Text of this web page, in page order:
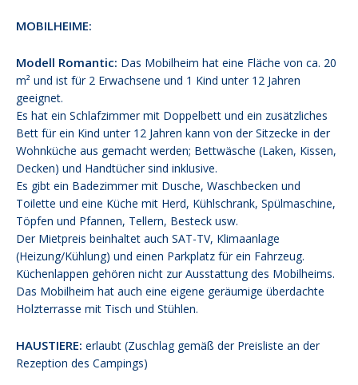
MOBILHEIME:
Modell Romantic: Das Mobilheim hat eine Fläche von ca. 20
m² und ist für 2 Erwachsene und 1 Kind unter 12 Jahren
geeignet.
Es hat ein Schlafzimmer mit Doppelbett und ein zusätzliches
Bett für ein Kind unter 12 Jahren kann von der Sitzecke in der
Wohnküche aus gemacht werden; Bettwäsche (Laken, Kissen,
Decken) und Handtücher sind inklusive.
Es gibt ein Badezimmer mit Dusche, Waschbecken und
Toilette und eine Küche mit Herd, Kühlschrank, Spülmaschine,
Töpfen und Pfannen, Tellern, Besteck usw.
Der Mietpreis beinhaltet auch SAT-TV, Klimaanlage
(Heizung/Kühlung) und einen Parkplatz für ein Fahrzeug.
Küchenlappen gehören nicht zur Ausstattung des Mobilheims.
Das Mobilheim hat auch eine eigene geräumige überdachte
Holzterrasse mit Tisch und Stühlen.
HAUSTIERE: erlaubt (Zuschlag gemäß der Preisliste an der
Rezeption des Campings)